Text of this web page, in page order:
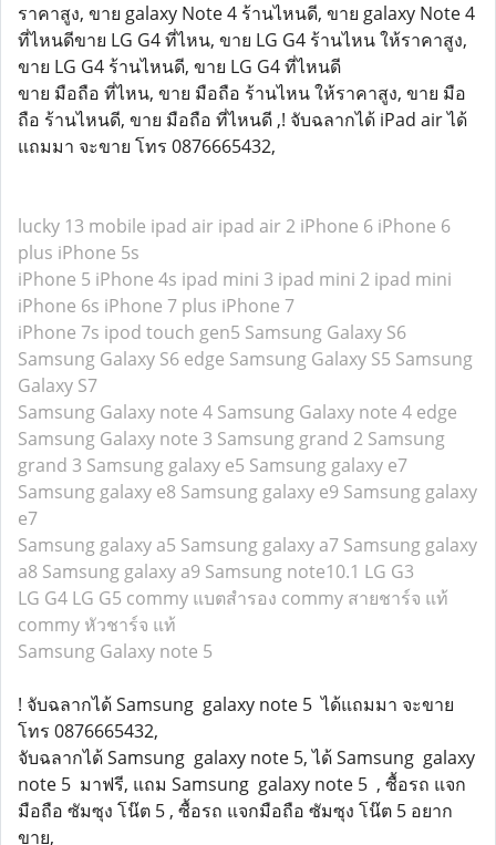
ราคาสูง, ขาย galaxy Note 4 ร้านไหนดี, ขาย galaxy Note 4
ที่ไหนดีขาย LG G4 ที่ไหน, ขาย LG G4 ร้านไหน ให้ราคาสูง,
ขาย LG G4 ร้านไหนดี, ขาย LG G4 ที่ไหนดี
ขาย มือถือ ที่ไหน, ขาย มือถือ ร้านไหน ให้ราคาสูง, ขาย มือ
ถือ ร้านไหนดี, ขาย มือถือ ที่ไหนดี ,! จับฉลากได้ iPad air ได้
แถมมา จะขาย โทร 0876665432,
lucky 13 mobile ipad air ipad air 2 iPhone 6 iPhone 6
plus iPhone 5s
iPhone 5 iPhone 4s ipad mini 3 ipad mini 2 ipad mini
iPhone 6s iPhone 7 plus iPhone 7
iPhone 7s ipod touch gen5 Samsung Galaxy S6
Samsung Galaxy S6 edge Samsung Galaxy S5 Samsung
Galaxy S7
Samsung Galaxy note 4 Samsung Galaxy note 4 edge
Samsung Galaxy note 3 Samsung grand 2 Samsung
grand 3 Samsung galaxy e5 Samsung galaxy e7
Samsung galaxy e8 Samsung galaxy e9 Samsung galaxy
e7
Samsung galaxy a5 Samsung galaxy a7 Samsung galaxy
a8 Samsung galaxy a9 Samsung note10.1 LG G3
LG G4 LG G5 commy แบตสำรอง commy สายชาร์จ แท้
commy หัวชาร์จ แท้
Samsung Galaxy note 5
! จับฉลากได้ Samsung galaxy note 5 ได้แถมมา จะขาย
โทร 0876665432,
จับฉลากได้ Samsung galaxy note 5, ได้ Samsung galaxy
note 5 มาฟรี, แถม Samsung galaxy note 5 , ซื้อรถ แจก
มือถือ ซัมซุง โน๊ต 5 , ซื้อรถ แจกมือถือ ซัมซุง โน๊ต 5 อยาก
ขาย,